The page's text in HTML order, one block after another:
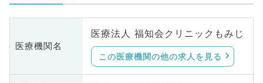
医療機関名
医療法人 福知会クリニックもみじ
この医療機関の他の求人を見る